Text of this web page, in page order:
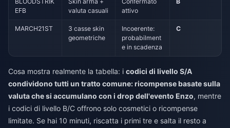
EFB
valuta casuali
attivo
MARCH21ST
3 casse skin
geometriche
Incoerente:
probabilment
e in scadenza
C
Cosa mostra realmente la tabella: i codici di livello S/A
condividono tutti un tratto comune: ricompense basate sulla
valuta che si accumulano con i drop dell'evento Enzo, mentre
i codici di livello B/C offrono solo cosmetici o ricompense
limitate. Se hai 10 minuti, riscatta i primi tre e salta il resto a